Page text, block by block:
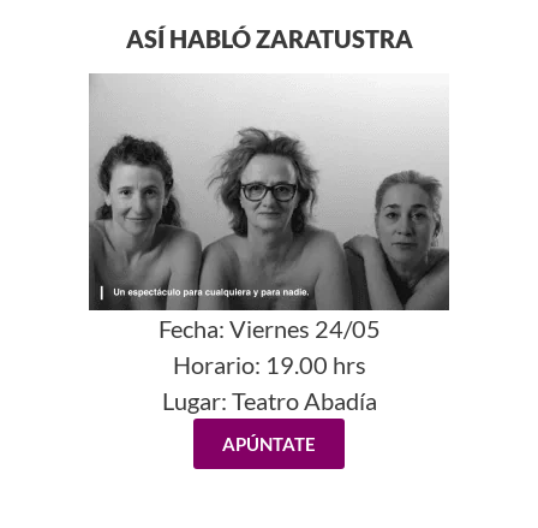
ASÍ HABLÓ ZARATUSTRA
Fecha: Viernes 24/05
Horario: 19.00 hrs
Lugar: Teatro Abadía
APÚNTATE